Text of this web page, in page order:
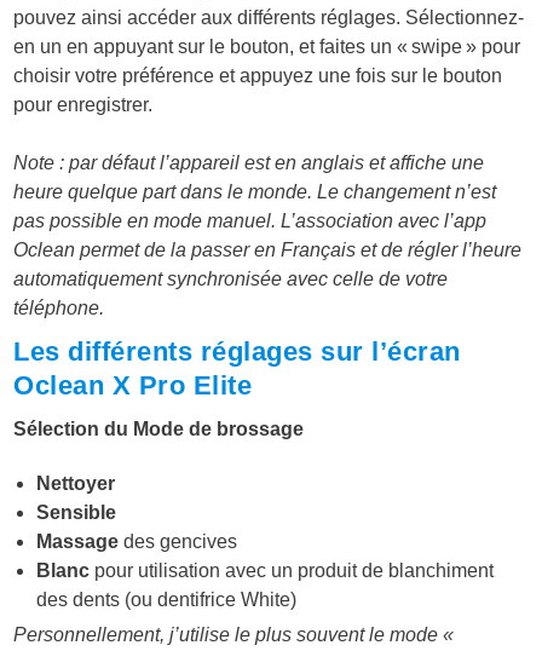
pouvez ainsi accéder aux différents réglages. Sélectionnez-
en un en appuyant sur le bouton, et faites un « swipe » pour
choisir votre préférence et appuyez une fois sur le bouton
pour enregistrer.
Note : par défaut l’appareil est en anglais et affiche une
heure quelque part dans le monde. Le changement n’est
pas possible en mode manuel. L’association avec l’app
Oclean permet de la passer en Français et de régler l’heure
automatiquement synchronisée avec celle de votre
téléphone.
Les différents réglages sur l’écran
Oclean X Pro Elite
Sélection du Mode de brossage
Nettoyer
Sensible
Massage des gencives
Blanc pour utilisation avec un produit de blanchiment
des dents (ou dentifrice White)
Personnellement, j’utilise le plus souvent le mode «